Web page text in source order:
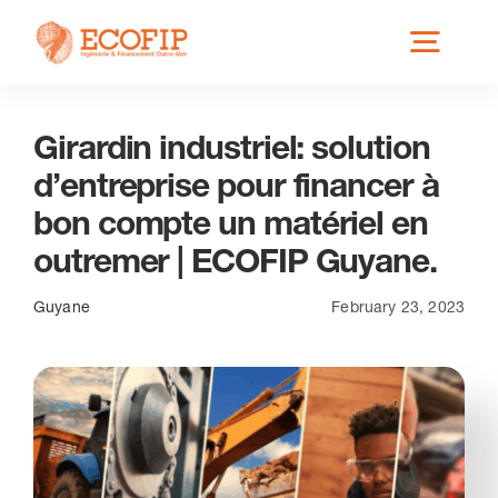
Skip
Qui est ECOFIP ?
Nos Services
Secteurs éligibles
Actus
Girardin industriel: solution
d’entreprise pour financer à
bon compte un matériel en
outremer | ECOFIP Guyane.
Guyane February 23, 2023